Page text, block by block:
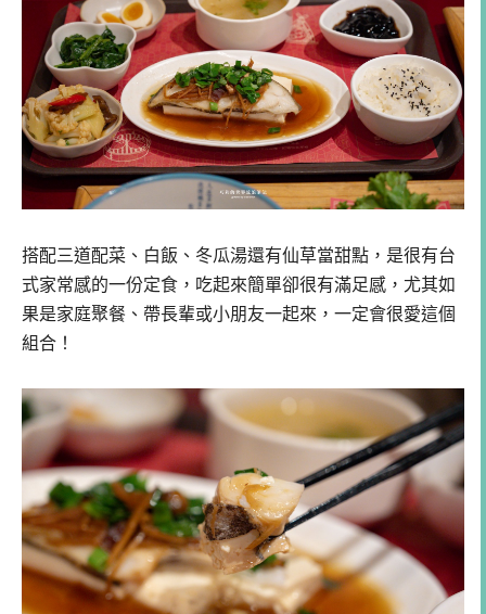
搭配三道配菜、白飯、冬瓜湯還有仙草當甜點，是很有台
式家常感的一份定食，吃起來簡單卻很有滿足感，尤其如
果是家庭聚餐、帶長輩或小朋友一起來，一定會很愛這個
組合！